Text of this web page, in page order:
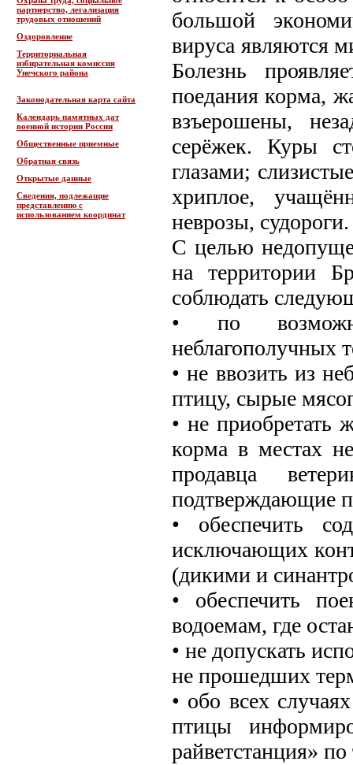
партнерство, легализация
трудовых отношений
Оздоровление
Территориальная
избирательная комиссия
Унечского района
Законодательная карта сайта
Календарь памятных дат
военной истории России
Общественные приемные
Обратная связь
Открытые данные
Сведения, подлежащие
представлению с
использованием координат
большой
вируса являются
Болезнь
поедания корма,
взъерошены,
серёжек. Куры
глазами;
хриплое,
неврозы, судороги.
С целью
на территории
соблюдать
• по
неблагополучных
• не ввозить из
птицу, сырые
• не
корма в местах
продавца
подтверждающие
• обеспечить
исключающих
(дикими и
• обеспечить
водоемам, где
• не допускать
не прошедших
• обо всех
птицы
райветстанция»